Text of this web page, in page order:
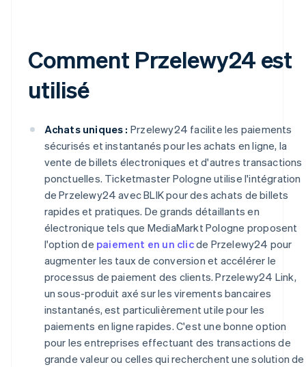
Comment Przelewy24 est
utilisé
Achats uniques : Przelewy24 facilite les paiements
sécurisés et instantanés pour les achats en ligne, la
vente de billets électroniques et d'autres transactions
ponctuelles. Ticketmaster Pologne utilise l'intégration
de Przelewy24 avec BLIK pour des achats de billets
rapides et pratiques. De grands détaillants en
électronique tels que MediaMarkt Pologne proposent
l'option de paiement en un clicde Przelewy24 pour
augmenter les taux de conversion et accélérer le
processus de paiement des clients. Przelewy24 Link,
un sous-produit axé sur les virements bancaires
instantanés, est particulièrement utile pour les
paiements en ligne rapides. C'est une bonne option
pour les entreprises effectuant des transactions de
grande valeur ou celles qui recherchent une solution de